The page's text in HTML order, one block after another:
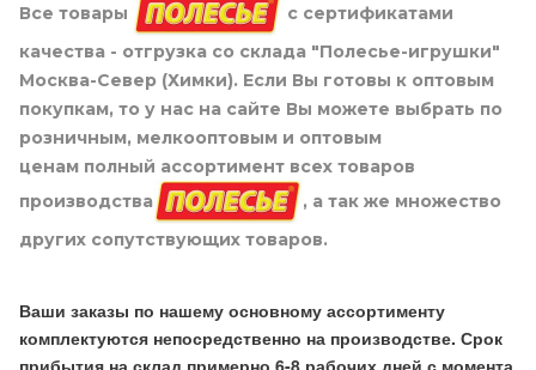
Все товары
с сертификатами
качества - отгрузка со склада "Полесье-игрушки"
Москва-Север (Химки). Если Вы готовы к оптовым
покупкам, то у нас на сайте Вы можете выбрать по
розничным, мелкооптовым и оптовым
ценам полный ассортимент всех товаров
производства
, а так же множество
других сопутствующих товаров.
Ваши заказы по нашему основному ассортименту
комплектуются непосредственно на производстве. Срок